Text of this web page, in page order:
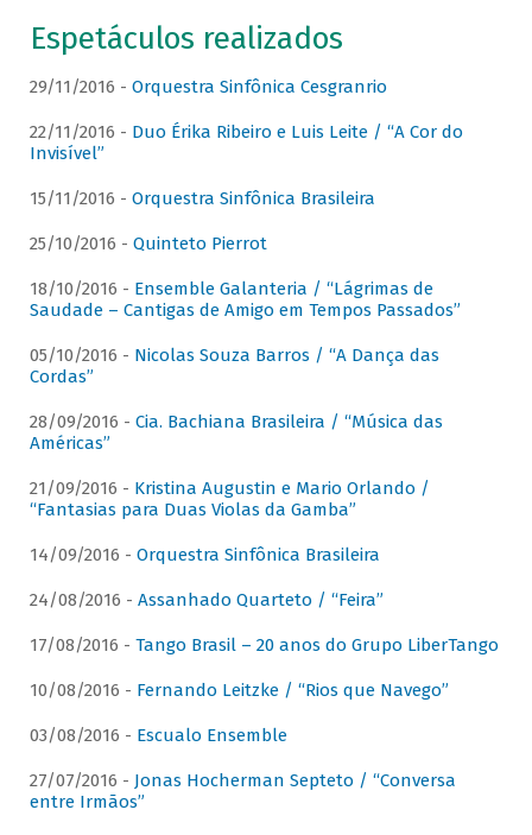
Espetáculos realizados
29/11/2016 - Orquestra Sinfônica Cesgranrio
22/11/2016 - Duo Érika Ribeiro e Luis Leite / “A Cor do
Invisível”
15/11/2016 - Orquestra Sinfônica Brasileira
25/10/2016 - Quinteto Pierrot
18/10/2016 - Ensemble Galanteria / “Lágrimas de
Saudade – Cantigas de Amigo em Tempos Passados”
05/10/2016 - Nicolas Souza Barros / “A Dança das
Cordas”
28/09/2016 - Cia. Bachiana Brasileira / “Música das
Américas”
21/09/2016 - Kristina Augustin e Mario Orlando /
“Fantasias para Duas Violas da Gamba”
14/09/2016 - Orquestra Sinfônica Brasileira
24/08/2016 - Assanhado Quarteto / “Feira”
17/08/2016 - Tango Brasil – 20 anos do Grupo LiberTango
10/08/2016 - Fernando Leitzke / “Rios que Navego”
03/08/2016 - Escualo Ensemble
27/07/2016 - Jonas Hocherman Septeto / “Conversa
entre Irmãos”